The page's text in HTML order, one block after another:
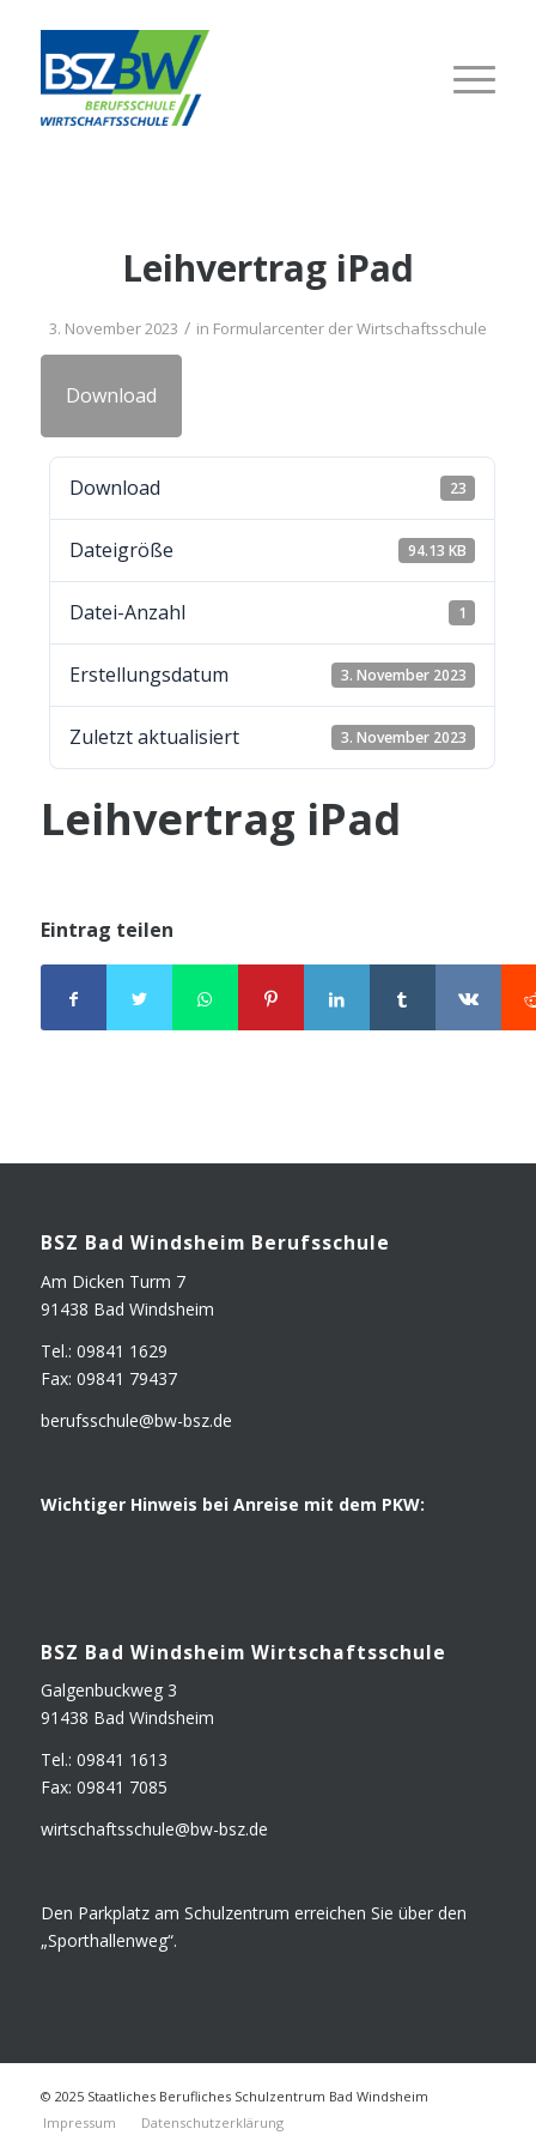
Leih­ver­trag iPad
3. November 2023 / in For­mu­lar­cen­ter der Wirtschaftsschule
Down­load
Down­load 23
Datei­grö­ße 94.13 KB
Datei-Anzahl 1
Erstel­lungs­da­tum 3. Novem­ber 2023
Zuletzt aktua­li­siert 3. Novem­ber 2023
Leih­ver­trag iPad
Eintrag teilen
BSZ Bad Winds­heim Berufsschule
Am Dicken Turm 7
91438 Bad Windsheim
Tel.: 09841 1629
Fax: 09841 79437
berufsschule@​bw-​bsz.​de
Wich­ti­ger Hin­weis bei Anrei­se mit dem PKW:
BSZ Bad Winds­heim Wirtschaftsschule
Gal­gen­buck­weg 3
91438 Bad Windsheim
Tel.: 09841 1613
Fax: 09841 7085
wirtschaftsschule@​bw-​bsz.​de
Den Park­platz am Schul­zen­trum errei­chen Sie über den
„Sport­hal­len­weg“.
© 2025 Staatliches Berufliches Schulzentrum Bad Windsheim
Impres­sum
Daten­schutz­er­klä­rung